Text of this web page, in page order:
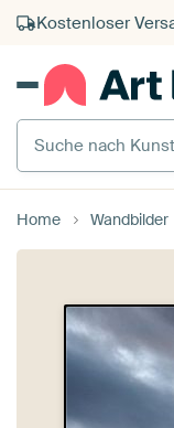
Kauf auf
Individueller
Suche nach
Home Wandbilder